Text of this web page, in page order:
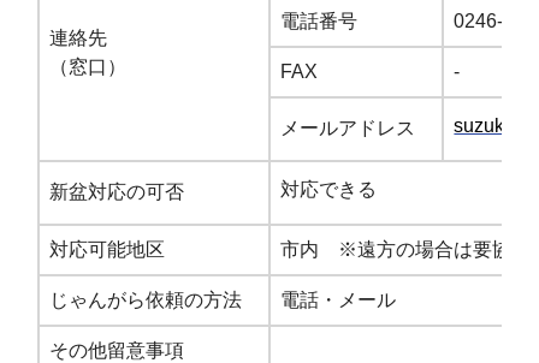
連絡先
（窓口）
電話番号 0246-38-
FAX -
メールアドレス suzuki-
新盆対応の可否 対応できる
対応可能地区 市内 ※遠方の場合は要協議
じゃんがら依頼の方法 電話・メール
その他留意事項